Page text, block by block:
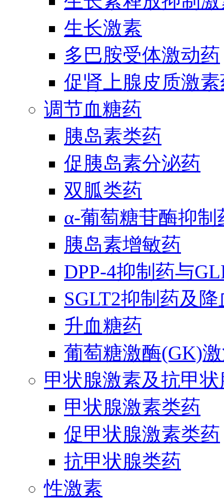
生长激素
多巴胺受体激动药
促肾上腺皮质激
调节血糖药
胰岛素类药
促胰岛素分泌药
双胍类药
α-葡萄糖苷酶抑制
胰岛素增敏药
DPP-4抑制药与
SGLT2抑制药及
升血糖药
葡萄糖激酶(GK)
甲状腺激素及抗甲
甲状腺激素类药
促甲状腺激素类药
抗甲状腺类药
性激素